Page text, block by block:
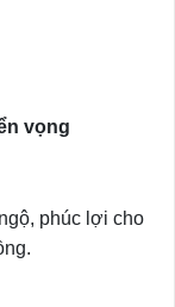
vọng
phúc lợi cho